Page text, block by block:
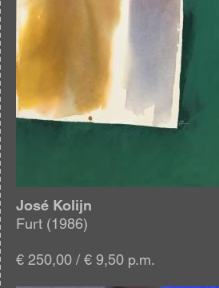
José Kolijn
Furt (1986)
€ 250,00 / € 9,50 p.m.